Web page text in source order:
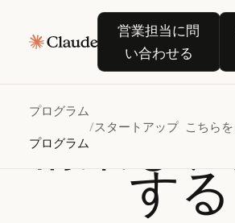
営業担当に問
い合わせる
営業担当に問
プログラム
プログラム
/スタートアップ こちら
構築し
する